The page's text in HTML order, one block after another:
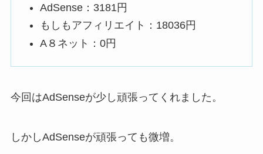
AdSense：3181円
もしもアフィリエイト：18036円
A８ネット：0円
今回はAdSenseが少し頑張ってくれました。
しかしAdSenseが頑張っても微増。